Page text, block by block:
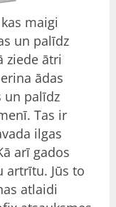
maigi
un palīdz
ziede ātri
ādas
un palīdz
Tas ir
ilgas
arī gados
artrītu. Jūs to
atlaidi